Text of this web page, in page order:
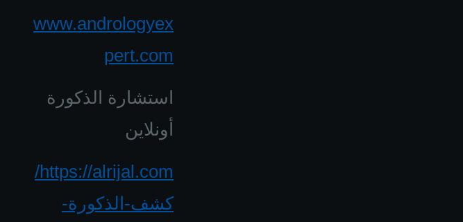
www.andrologyex
pert.com
استشارة الذكورة
أونلاين
https://alrijal.com/
كشف-الذكورة-